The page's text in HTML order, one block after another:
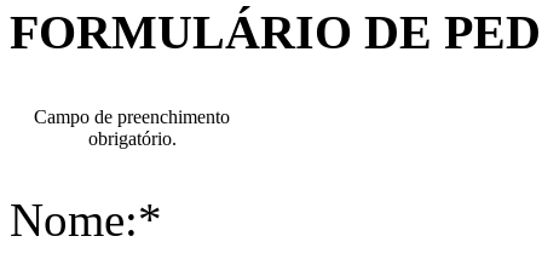
FORMULÁRIO DE
Campo de preenchimento
obrigatório.
Nome:*